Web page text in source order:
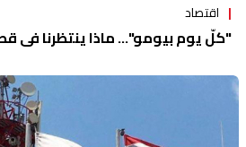
اقتصاد
"كلّ يوم بيومو"... ماذا ينتظرنا في